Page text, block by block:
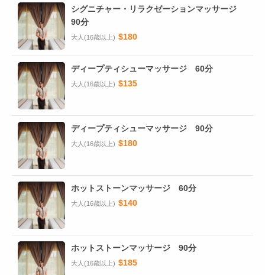
シグニチャー・リラクゼーションマッサージ
90分
大人(16歳以上) $180
ディープティシューマッサージ 60分
大人(16歳以上) $135
ディープティシューマッサージ 90分
大人(16歳以上) $180
ホットストーンマッサージ 60分
大人(16歳以上) $140
ホットストーンマッサージ 90分
大人(16歳以上) $185